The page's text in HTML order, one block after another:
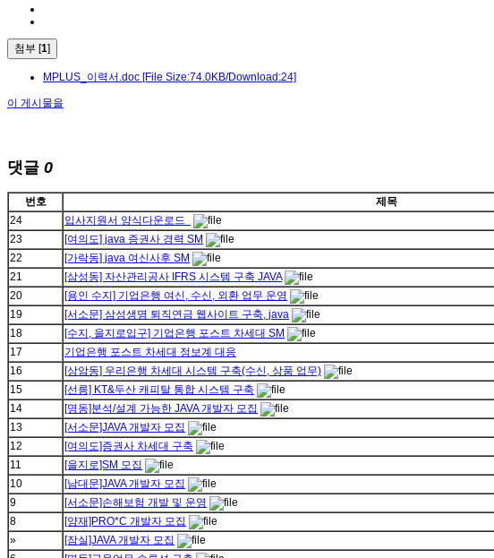
첨부 [1]
MPLUS_이력서.doc [File Size:74.0KB/Download:24]
이 게시물을
댓글 0
번호 제목
24
입사지원서 양식다운로드
23
[여의도] java 증권사 경력 SM
22
[가락동] java 여신사후 SM
21
[삼성동] 자산관리공사 IFRS 시스템 구축 JAVA
20
[용인 수지] 기업은행 여신, 수신, 외환 업무 운영
19
[서소문] 삼성생명 퇴직연금 웹사이트 구축, java
18
[수지, 을지로입구] 기업은행 포스트 차세대 SM
17
기업은행 포스트 차세대 정보계 대응
16
[상암동] 우리은행 차세대 시스템 구축(수신, 상품 업무)
15
[선릉] KT&두산 캐피탈 통합 시스템 구축
14
[명동]분석/설계 가능한 JAVA 개발자 모집
13
[서소문]JAVA 개발자 모집
12
[여의도]증권사 차세대 구축
11
[을지로]SM 모집
10
[남대문]JAVA 개발자 모집
9
[서소문]손해보험 개발 및 운영
8
[양재]PRO*C 개발자 모집
»
[잠실]JAVA 개발자 모집